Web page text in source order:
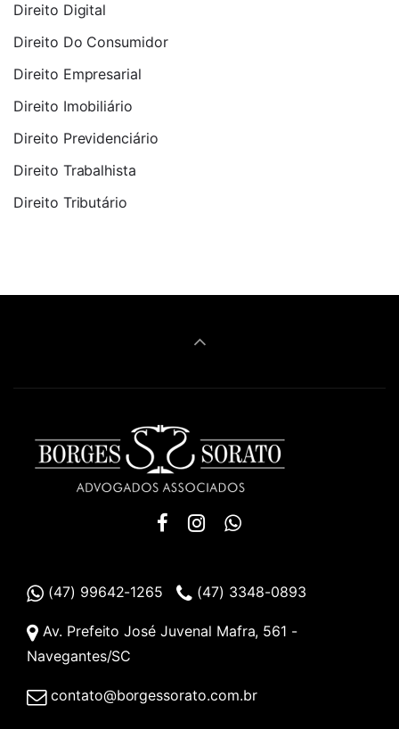
Direito Digital
Direito Do Consumidor
Direito Empresarial
Direito Imobiliário
Direito Previdenciário
Direito Trabalhista
Direito Tributário
(47) 99642-1265 (47) 3348-0893
Av. Prefeito José Juvenal Mafra, 561 -
Navegantes/SC
contato@borgessorato.com.br